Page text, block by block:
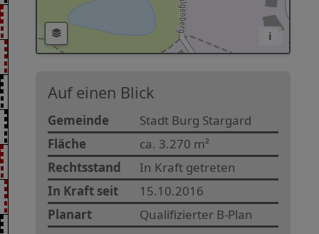
i
Auf einen Blick
Gemeinde
Stadt Burg Stargard
Fläche
ca. 3.270 m²
Rechtsstand
In Kraft getreten
In Kraft seit
15.10.2016
Planart
Qualifizierter B-Plan